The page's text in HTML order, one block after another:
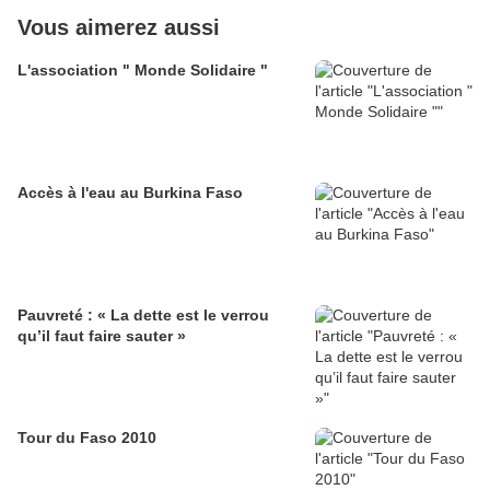
Vous aimerez aussi
L'association " Monde Solidaire "
Accès à l'eau au Burkina Faso
Pauvreté : « La dette est le verrou
qu’il faut faire sauter »
Tour du Faso 2010